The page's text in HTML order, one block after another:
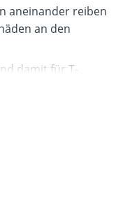
aneinander reiben
an den
damit für T-